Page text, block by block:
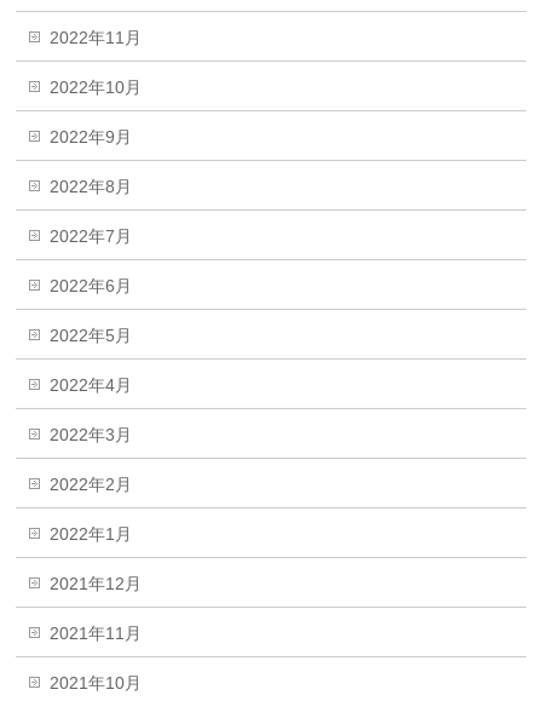
2022年11月
2022年10月
2022年9月
2022年8月
2022年7月
2022年6月
2022年5月
2022年4月
2022年3月
2022年2月
2022年1月
2021年12月
2021年11月
2021年10月